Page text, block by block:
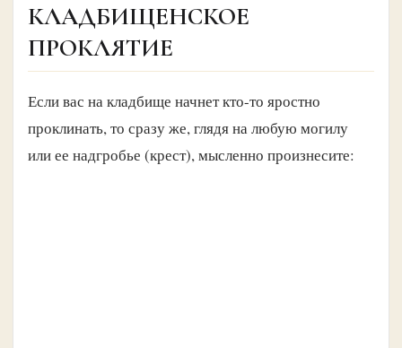
КЛАДБИЩЕНСКОЕ
ПРОКЛЯТИЕ
Если вас на кладбище начнет кто-то яростно
проклинать, то сразу же, глядя на любую могилу
или ее надгробье (крест), мысленно произнесите: